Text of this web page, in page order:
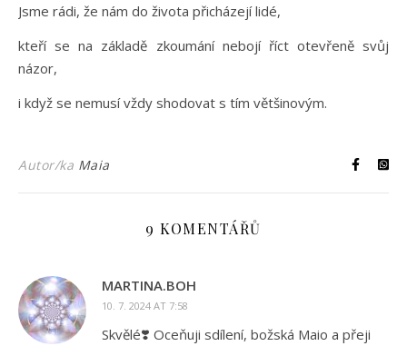
Jsme rádi, že nám do života přicházejí lidé,
kteří se na základě zkoumání nebojí říct otevřeně svůj
názor,
i když se nemusí vždy shodovat s tím většinovým.
Autor/ka Maia
9 KOMENTÁŘŮ
MARTINA.BOH
10. 7. 2024 AT 7:58
Skvělé❣️ Oceňuji sdílení, božská Maio a přeji